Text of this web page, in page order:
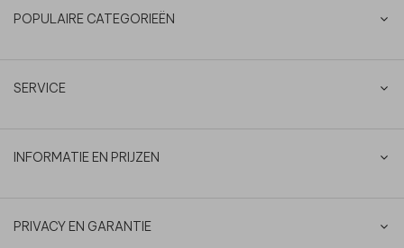
POPULAIRE CATEGORIEËN
SERVICE
INFORMATIE EN PRIJZEN
PRIVACY EN GARANTIE